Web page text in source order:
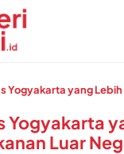
Yogyakarta yang
Yogyakarta
Luar